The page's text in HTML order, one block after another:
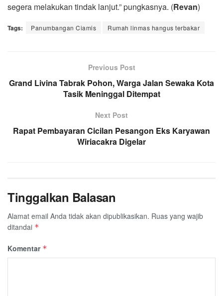
segera melakukan tindak lanjut.” pungkasnya. (Revan)
Tags: Panumbangan Ciamis Rumah linmas hangus terbakar
Previous Post
Grand Livina Tabrak Pohon, Warga Jalan Sewaka Kota
Tasik Meninggal Ditempat
Next Post
Rapat Pembayaran Cicilan Pesangon Eks Karyawan
Wiriacakra Digelar
Tinggalkan Balasan
Alamat email Anda tidak akan dipublikasikan. Ruas yang wajib
ditandai *
Komentar *